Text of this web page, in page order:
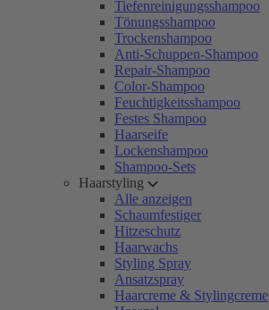
Tiefenreinigungsshampoo
Tönungsshampoo
Trockenshampoo
Anti-Schuppen-Shampoo
Repair-Shampoo
Color-Shampoo
Feuchtigkeitsshampoo
Festes Shampoo
Haarseife
Lockenshampoo
Shampoo-Sets
Haarstyling
Alle anzeigen
Schaumfestiger
Hitzeschutz
Haarwachs
Styling Spray
Ansatzspray
Haarcreme & Stylingcreme